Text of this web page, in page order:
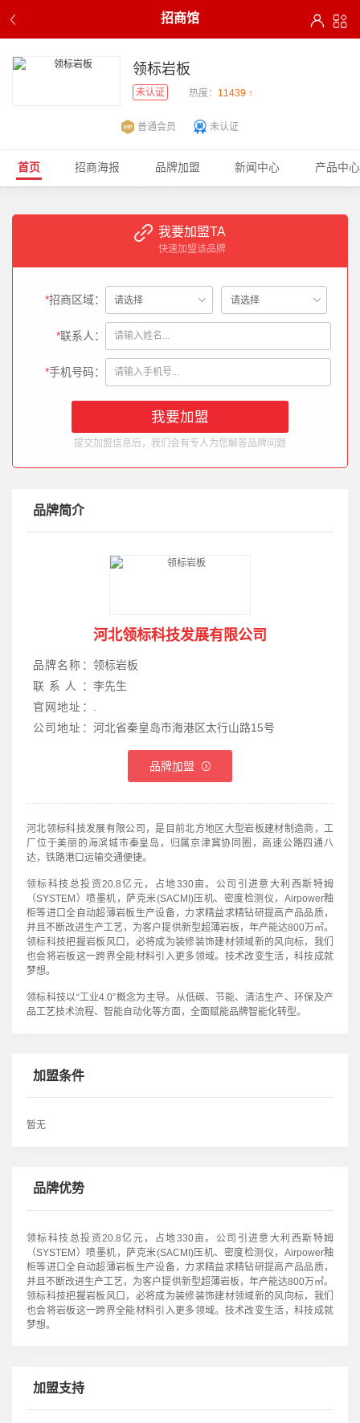
招商馆
领标岩板
未认证 热度： 11439 ↑
普通会员 未认证
首页 招商海报 品牌加盟 新闻中心 产品中心
我要加盟TA
快速加盟该品牌
*招商区域：
*联系人：
*手机号码：
提交加盟信息后，我们会有专人为您解答品牌问题
品牌简介
河北领标科技发展有限公司
品牌名称： 领标岩板
联系人： 李先生
官网地址： .
公司地址： 河北省秦皇岛市海港区太行山路15号
品牌加盟
河北领标科技发展有限公司，是目前北方地区大型岩板建材制造商，工
厂位于美丽的海滨城市秦皇岛，归属京津冀协同圈，高速公路四通八
达，铁路港口运输交通便捷。
领标科技总投资20.8亿元，占地330亩。公司引进意大利西斯特姆
（SYSTEM）喷墨机，萨克米(SACMI)压机、密度检测仪，Airpower釉
柜等进口全自动超薄岩板生产设备，力求精益求精钻研提高产品品质，
并且不断改进生产工艺，为客户提供新型超薄岩板，年产能达800万㎡。
领标科技把握岩板风口，必将成为装修装饰建材领域新的风向标，我们
也会将岩板这一跨界全能材料引入更多领域。技术改变生活，科技成就
梦想。
领标科技以“工业4.0”概念为主导。从低碳、节能、清洁生产、环保及产
品工艺技术流程、智能自动化等方面，全面赋能品牌智能化转型。
加盟条件
暂无
品牌优势
领标科技总投资20.8亿元，占地330亩。公司引进意大利西斯特姆
（SYSTEM）喷墨机，萨克米(SACMI)压机、密度检测仪，Airpower釉
柜等进口全自动超薄岩板生产设备，力求精益求精钻研提高产品品质，
并且不断改进生产工艺，为客户提供新型超薄岩板，年产能达800万㎡。
领标科技把握岩板风口，必将成为装修装饰建材领域新的风向标，我们
也会将岩板这一跨界全能材料引入更多领域。技术改变生活，科技成就
梦想。
加盟支持